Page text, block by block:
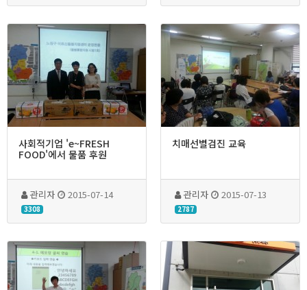
사회적기업 'e~FRESH
FOOD'에서 물품 후원
관리자 2015-07-14
3308
치매선별검진 교육
관리자 2015-07-13
2787